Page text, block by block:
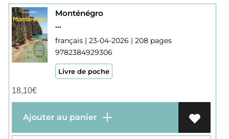
Monténégro
...
français | 23-04-2026 | 208 pages
9782384929306
Livre de poche
18,10€
Ajouter au panier